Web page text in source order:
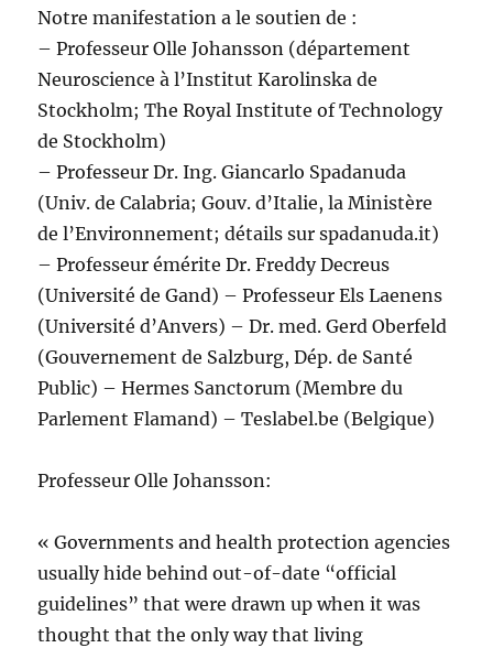
Notre manifestation a le soutien de :
– Professeur Olle Johansson (département
Neuroscience à l’Institut Karolinska de
Stockholm; The Royal Institute of Technology
de Stockholm)
– Professeur Dr. Ing. Giancarlo Spadanuda
(Univ. de Calabria; Gouv. d’Italie, la Ministère
de l’Environnement; détails sur spadanuda.it)
– Professeur émérite Dr. Freddy Decreus
(Université de Gand) – Professeur Els Laenens
(Université d’Anvers) – Dr. med. Gerd Oberfeld
(Gouvernement de Salzburg, Dép. de Santé
Public) – Hermes Sanctorum (Membre du
Parlement Flamand) – Teslabel.be (Belgique)
Professeur Olle Johansson:
« Governments and health protection agencies
usually hide behind out-of-date “official
guidelines” that were drawn up when it was
thought that the only way that living